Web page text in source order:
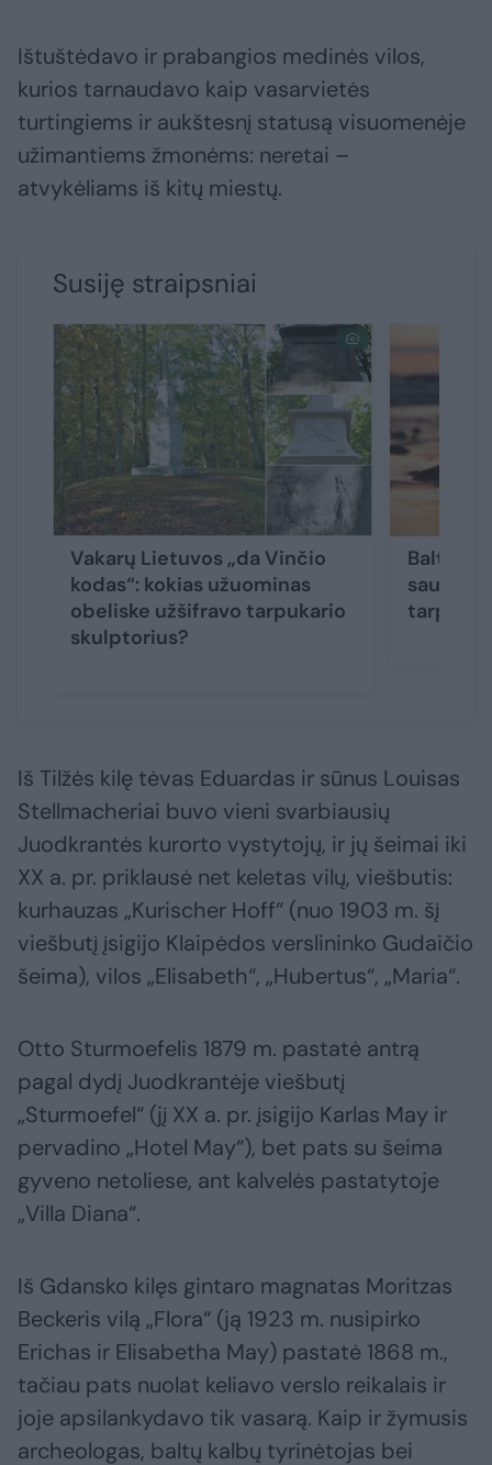
Ištuštėdavo ir prabangios medinės vilos,
kurios tarnaudavo kaip vasarvietės
turtingiems ir aukštesnį statusą visuomenėje
užimantiems žmonėms: neretai –
atvykėliams iš kitų miestų.
Susiję straipsniai
Vakarų Lietuvos „da Vinčio
kodas“: kokias užuominas
obeliske užšifravo tarpukario
skulptorius?
Baltijos
Iš Tilžės kilę tėvas Eduardas ir sūnus Louisas
Stellmacheriai buvo vieni svarbiausių
Juodkrantės kurorto vystytojų, ir jų šeimai iki
XX a. pr. priklausė net keletas vilų, viešbutis:
kurhauzas „Kurischer Hoff“ (nuo 1903 m. šį
viešbutį įsigijo Klaipėdos verslininko Gudaičio
šeima), vilos „Elisabeth“, „Hubertus“, „Maria“.
Otto Sturmoefelis 1879 m. pastatė antrą
pagal dydį Juodkrantėje viešbutį
„Sturmoefel“ (jį XX a. pr. įsigijo Karlas May ir
pervadino „Hotel May“), bet pats su šeima
gyveno netoliese, ant kalvelės pastatytoje
„Villa Diana“.
Iš Gdansko kilęs gintaro magnatas Moritzas
Beckeris vilą „Flora“ (ją 1923 m. nusipirko
Erichas ir Elisabetha May) pastatė 1868 m.,
tačiau pats nuolat keliavo verslo reikalais ir
joje apsilankydavo tik vasarą. Kaip ir žymusis
archeologas, baltų kalbų tyrinėtojas bei